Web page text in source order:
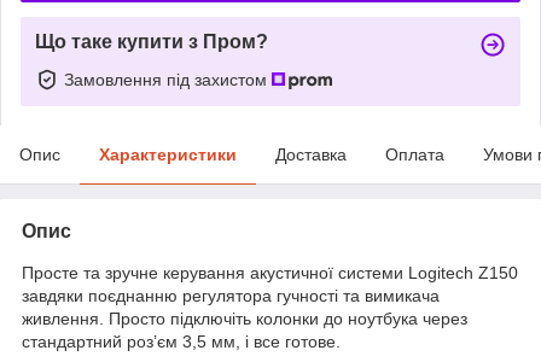
Що таке купити з Пром?
Замовлення під захистом
Опис Характеристики Доставка Оплата Умови
Опис
Просте та зручне керування акустичної системи Logitech Z150
завдяки поєднанню регулятора гучності та вимикача
живлення. Просто підключіть колонки до ноутбука через
стандартний роз’єм 3,5 мм, і все готове.